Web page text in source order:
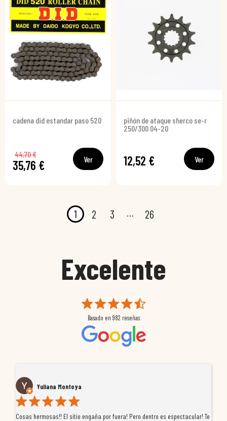
cadena did estandar paso 520
35,76 €
44,70 € Ver
piñón de ataque sherco se-r
250/300 04-20
12,52 € Ver
1 2 3 26
Excelente
Basado en 982 reseñas
Yuliana Montoya
Cosas hermosas!! El sitio engaña por fuera! Pero dentro es espectacular! Te